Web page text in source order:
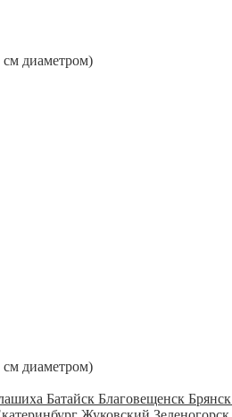
см диаметром)
см диаметром)
Батайск Благовещенск Брянск